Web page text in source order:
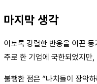
마지막 생각
이토록 강렬한 반응을 이끈
주로 한 기업에 국한되었지
불행한 점은 “나치들이 장악